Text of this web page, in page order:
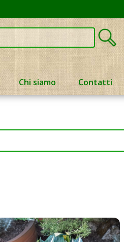
Chi siamo Contatti